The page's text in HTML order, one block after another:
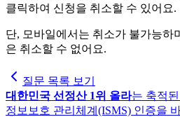
클릭하여 신청을 취소할 수 있어요.
단, 모바일에서는 취소가 불가능하
은 취소할 수 없어요.
질문 목록 보기
대한민국 선정산 1위 올라는 축적
정보보호 관리체계(ISMS) 인증을